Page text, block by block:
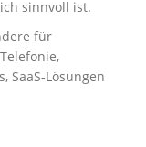
sinnvoll ist.
für
SaaS-Lösungen